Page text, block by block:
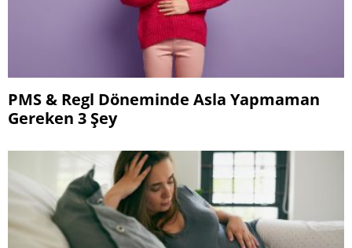
PMS & Regl Döneminde Asla Yapmaman
Gereken 3 Şey